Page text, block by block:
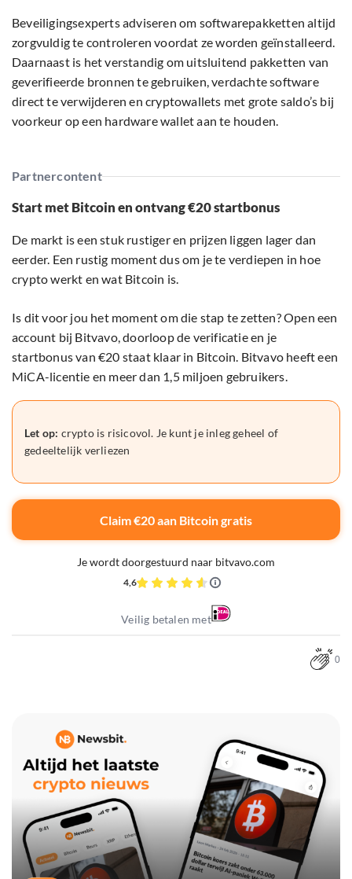
Beveiligingsexperts adviseren om softwarepakketten altijd
zorgvuldig te controleren voordat ze worden geïnstalleerd.
Daarnaast is het verstandig om uitsluitend pakketten van
geverifieerde bronnen te gebruiken, verdachte software
direct te verwijderen en cryptowallets met grote saldo’s bij
voorkeur op een hardware wallet aan te houden.
Partnercontent
Start met Bitcoin en ontvang €20 startbonus
De markt is een stuk rustiger en prijzen liggen lager dan
eerder. Een rustig moment dus om je te verdiepen in hoe
crypto werkt en wat Bitcoin is.
Is dit voor jou het moment om die stap te zetten? Open een
account bij Bitvavo, doorloop de verificatie en je
startbonus van €20 staat klaar in Bitcoin. Bitvavo heeft een
MiCA-licentie en meer dan 1,5 miljoen gebruikers.
Let op: crypto is risicovol. Je kunt je inleg geheel of
gedeeltelijk verliezen
Claim €20 aan Bitcoin gratis
Je wordt doorgestuurd naar bitvavo.com
4,6
Veilig betalen met
0